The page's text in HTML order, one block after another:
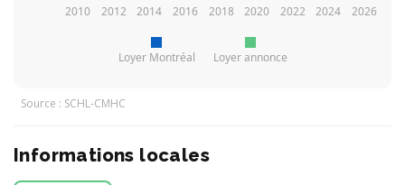
Loyer Montréal Loyer annonce
2010 2012 2014 2016 2018 2020 2022 2024 2026
Source : SCHL-CMHC
Informations locales